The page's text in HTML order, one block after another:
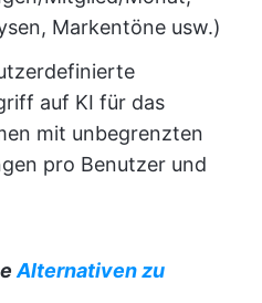
Markentöne usw.)
auf KI für das
mit unbegrenzten
pro Benutzer und
Alternativen zu